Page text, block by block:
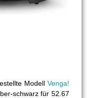
Modell Venga!
schwarz für 52.67